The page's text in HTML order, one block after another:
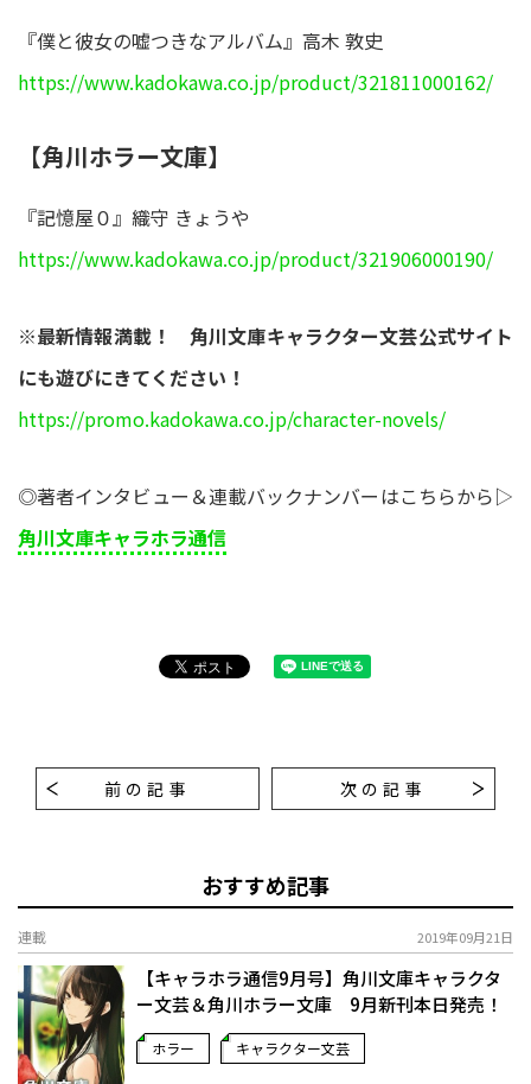
『僕と彼女の嘘つきなアルバム』高木 敦史
https://www.kadokawa.co.jp/product/321811000162/
【角川ホラー文庫】
『記憶屋０』織守 きょうや
https://www.kadokawa.co.jp/product/321906000190/
※最新情報満載！ 角川文庫キャラクター文芸公式サイト
にも遊びにきてください！
https://promo.kadokawa.co.jp/character-novels/
◎著者インタビュー＆連載バックナンバーはこちらから▷
角川文庫キャラホラ通信
前の記事 次の記事
おすすめ記事
連載 2019年09月21日
【キャラホラ通信9月号】角川文庫キャラクタ
ー文芸＆角川ホラー文庫 9月新刊本日発売！
ホラー キャラクター文芸